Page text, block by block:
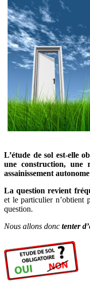
L’étude de sol est-elle
une construction, une
assainissement
La question revient
et le particulier n’obtient
question.
Nous allons donc tenter